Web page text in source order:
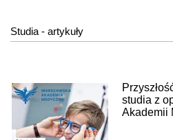
Studia - artykuły
studia z
Akademii